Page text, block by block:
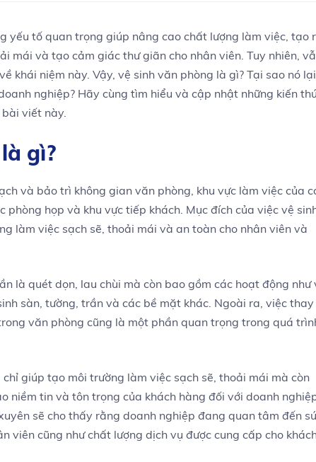
yếu tố quan trọng giúp nâng cao chất lượng làm việc, tạo
mái và tạo cảm giác thư giãn cho nhân viên. Tuy nhiên,
khái niệm này. Vậy, vệ sinh văn phòng là gì? Tại sao nó lại
nghiệp? Hãy cùng tìm hiểu và cập nhật những kiến
viết này.
gì?
và bảo trì không gian văn phòng, khu vực làm việc của
phòng họp và khu vực tiếp khách. Mục đích của việc vệ
làm việc sạch sẽ, thoải mái và an toàn cho nhân viên và
là quét dọn, lau chùi mà còn bao gồm các hoạt động như
sàn, tường, trần và các bề mặt khác. Ngoài ra, việc thay
văn phòng cũng là một phần quan trọng trong quá
giúp tạo môi trường làm việc sạch sẽ, thoải mái mà còn
niềm tin và tôn trọng của khách hàng đối với doanh
sẽ cho thấy rằng doanh nghiệp đang quan tâm đến
viên cũng như chất lượng dịch vụ được cung cấp cho